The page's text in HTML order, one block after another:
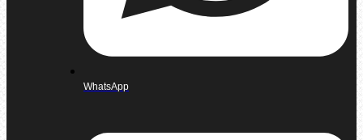
WhatsApp